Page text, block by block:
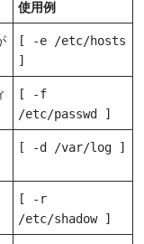
使用例
[ -e /etc/hosts
]
[ -f
/etc/passwd ]
[ -d /var/log ]
[ -r
/etc/shadow ]